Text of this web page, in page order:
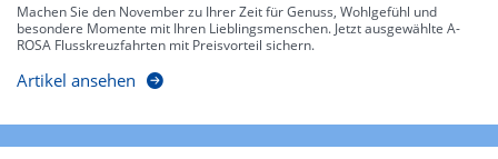
Machen Sie den November zu Ihrer Zeit für Genuss, Wohlgefühl und
besondere Momente mit Ihren Lieblingsmenschen. Jetzt ausgewählte A-
ROSA Flusskreuzfahrten mit Preisvorteil sichern.
Artikel ansehen